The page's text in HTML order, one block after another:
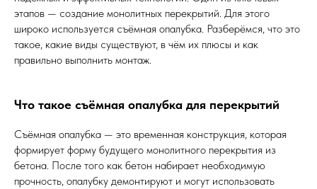
этапов — создание монолитных перекрытий. Для этого
широко используется съёмная опалубка. Разберёмся, что это
такое, какие виды существуют, в чём их плюсы и как
правильно выполнить монтаж.
Что такое съёмная опалубка для перекрытий
Съёмная опалубка — это временная конструкция, которая
формирует форму будущего монолитного перекрытия из
бетона. После того как бетон набирает необходимую
прочность, опалубку демонтируют и могут использовать